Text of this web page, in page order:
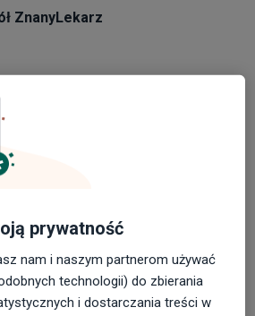
ZnanyLekarz
lekarza po wizycie?
działaniem leku? A może po
jakaś kwestia medyczna, ale
takich potrzeb.Zapytaj lekarza
to innowacyjna funkcjonalność
prywatność
nam i naszym partnerom używać
technologii) do zbierania
i dostarczania treści w